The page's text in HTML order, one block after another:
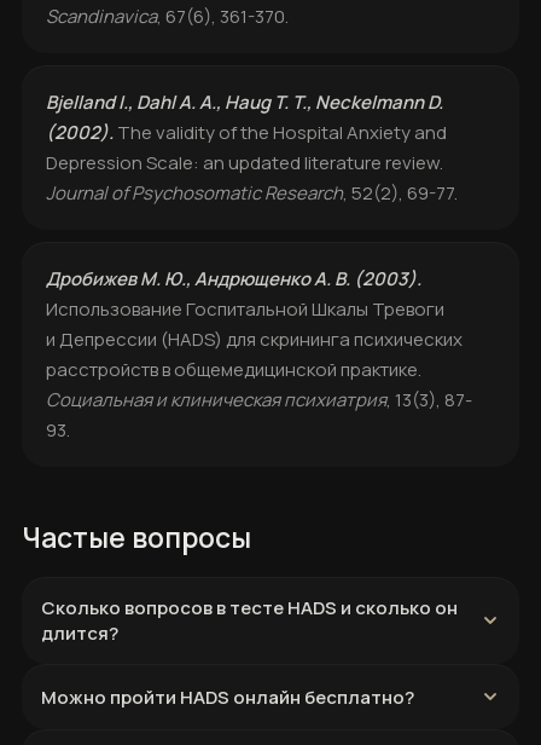
Scandinavica, 67(6), 361-370.
Bjelland I., Dahl A. A., Haug T. T., Neckelmann D.
(2002).The validity of the Hospital Anxiety and
Depression Scale: an updated literature review.
Journal of Psychosomatic Research, 52(2), 69-77.
Дробижев М. Ю., Андрющенко А. В. (2003).
Использование Госпитальной Шкалы Тревоги
и Депрессии (HADS) для скрининга психических
расстройств в общемедицинской практике.
Социальная и клиническая психиатрия, 13(3), 87-
93.
Частые вопросы
Сколько вопросов в тесте HADS и сколько он
длится?
Можно пройти HADS онлайн бесплатно?